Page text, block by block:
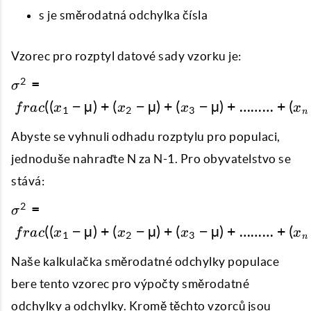
(x_n-
2} {N}}
s je směrodatná odchylka čísla
Vzorec pro rozptyl datové sady vzorku je:
σ ^ 2
= {\
frac
{((x_1-
(x_2-
µ) +
(x_3-
µ) +
………
(x_n-
µ)) ^
2} {N-
σ2 =
frac((x1 − µ) + (x2 − µ) + (x3 − µ) + ……… + (xn
Abyste se vyhnuli odhadu rozptylu pro populaci,
jednoduše nahraďte N za N-1. Pro obyvatelstvo se
stává:
σ ^ 2
= {\
frac
{((x_1-
(x_2-
µ) +
σ2 =
frac((x1 − µ) + (x2 − µ) + (x3 − µ) + ……… + (xn
Naše kalkulačka směrodatné odchylky populace
bere tento vzorec pro výpočty směrodatné
odchylky a odchylky. Kromě těchto vzorců jsou